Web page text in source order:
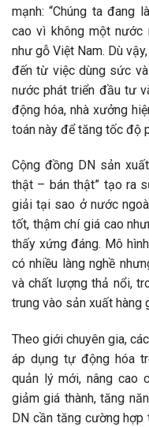
mạnh: “Chúng ta đang
cao vì không một
như gỗ Việt Nam. Dù
đến từ việc dùng sức
nước phát triển đầu tư
động hóa, nhà xưởng
toán này để tăng tốc độ
Cộng đồng DN sản
thật – bán thật” tạo ra
giải tại sao ở nước
tốt, thậm chí giá cao
thấy xứng đáng. Mô
có nhiều làng nghề
và chất lượng thả nổi,
trung vào sản xuất hàng
Theo giới chuyên gia,
áp dụng tự động hóa
quản lý mới, nâng cao
giảm giá thành, tăng
DN cần tăng cường